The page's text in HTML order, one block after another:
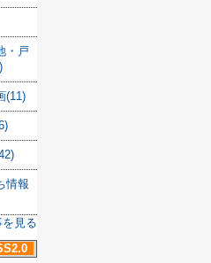
・戸
(11)
情報
見る